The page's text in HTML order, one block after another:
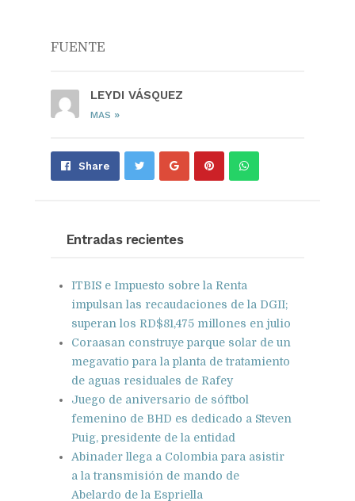
FUENTE
LEYDI VÁSQUEZ
MAS »
Share Share Pin Send
Entradas recientes
ITBIS e Impuesto sobre la Renta
impulsan las recaudaciones de la DGII;
superan los RD$81,475 millones en julio
Coraasan construye parque solar de un
megavatio para la planta de tratamiento
de aguas residuales de Rafey
Juego de aniversario de sóftbol
femenino de BHD es dedicado a Steven
Puig, presidente de la entidad
Abinader llega a Colombia para asistir
a la transmisión de mando de
Abelardo de la Espriella